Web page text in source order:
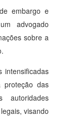
embargo e
advogado
sobre a
intensificadas
das
visando